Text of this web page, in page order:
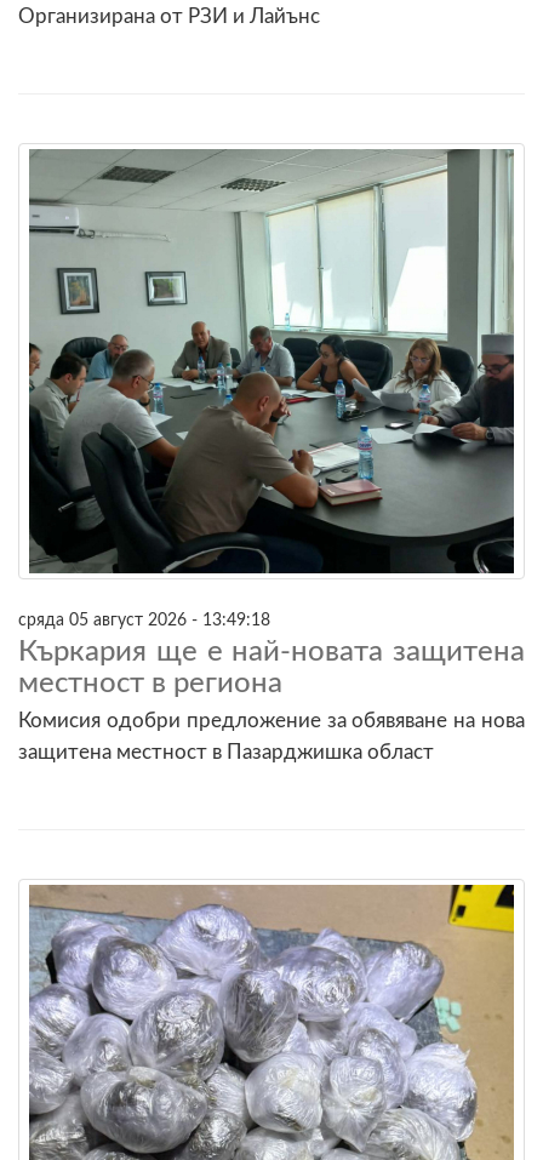
Организирана от РЗИ и Лайънс
сряда 05 август 2026 - 13:49:18
Къркария ще е най-новата защитена
местност в региона
Комисия одобри предложение за обявяване на нова
защитена местност в Пазарджишка област